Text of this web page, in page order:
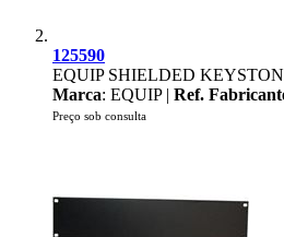
125590
EQUIP SHIELDED
Marca: EQUIP | Ref.
Preço sob consulta